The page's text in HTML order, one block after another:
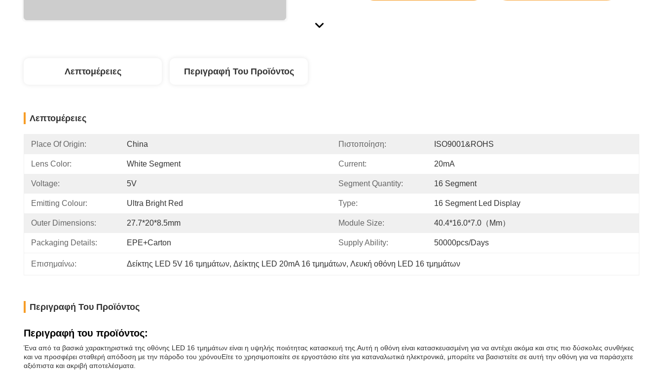
Λεπτομέρειες Περιγραφή Του Προϊόντος
Λεπτομέρειες
Place Of Origin: China Πιστοποίηση: ISO9001&ROHS
Lens Color: White Segment Current: 20mA
Voltage: 5V Segment Quantity: 16 Segment
Emitting Colour: Ultra Bright Red Type: 16 Segment Led Display
Outer Dimensions: 27.7*20*8.5mm Module Size: 40.4*16.0*7.0（mm）
Packaging Details: EPE+Carton Supply Ability: 50000pcs/days
Επισημαίνω: Δείκτης LED 5V 16 τμημάτων, Δείκτης LED 20mA 16 τμημάτων, Λευκή οθόνη LED 16 τμημάτων
Περιγραφή Του Προϊόντος
Περιγραφή του προϊόντος:
Ένα από τα βασικά χαρακτηριστικά της οθόνης LED 16 τμημάτων είναι η υψηλής ποιότητας κατασκευή της.Αυτή η οθόνη είναι κατασκευασμένη για να αντέχει ακόμα και στις πιο δύσκολες συνθήκες
και να προσφέρει σταθερή απόδοση με την πάροδο του χρόνουΕίτε το χρησιμοποιείτε σε εργοστάσιο είτε για καταναλωτικά ηλεκτρονικά, μπορείτε να βασιστείτε σε αυτή την οθόνη για να παράσχετε
αξιόπιστα και ακριβή αποτελέσματα.